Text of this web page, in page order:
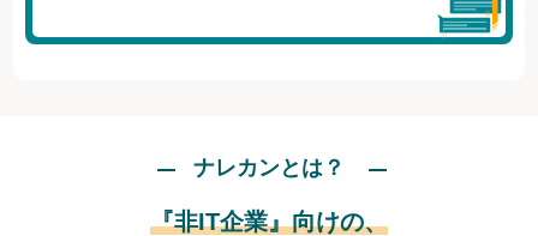
ナレカンとは？
『非IT企業』向けの、